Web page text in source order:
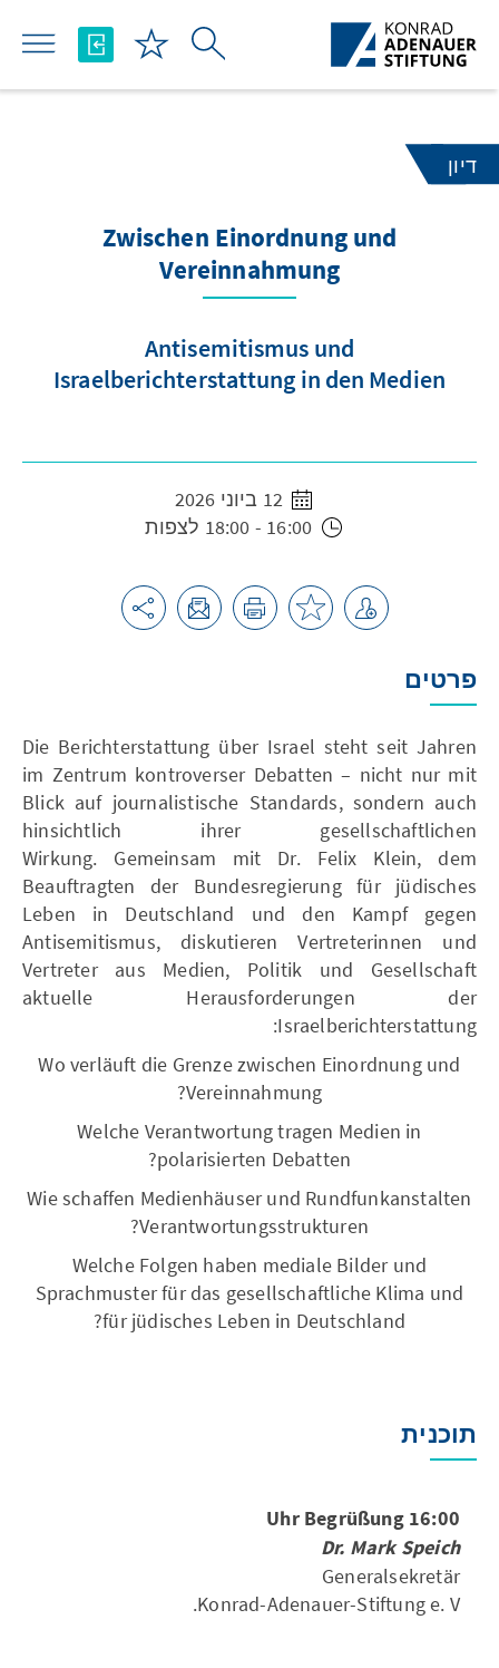
Skip to Main Content
דיון
Zwischen Einordnung und
Vereinnahmung
Antisemitismus und
Israelberichterstattung in den Medien
פרטים
Die Berichterstattung über Israel steht seit Jahren
im Zentrum kontroverser Debatten – nicht nur mit
Blick auf journalistische Standards, sondern auch
hinsichtlich ihrer gesellschaftlichen
Wirkung. Gemeinsam mit Dr. Felix Klein, dem
Beauftragten der Bundesregierung für jüdisches
Leben in Deutschland und den Kampf gegen
Antisemitismus, diskutieren Vertreterinnen und
Vertreter aus Medien, Politik und Gesellschaft
aktuelle Herausforderungen der
Israelberichterstattung:
Wo verläuft die Grenze zwischen Einordnung und
Vereinnahmung?
Welche Verantwortung tragen Medien in
polarisierten Debatten?
Wie schaffen Medienhäuser und Rundfunkanstalten
Verantwortungsstrukturen?
Welche Folgen haben mediale Bilder und
Sprachmuster für das gesellschaftliche Klima und
für jüdisches Leben in Deutschland?
תוכנית
16:00 Uhr Begrüßung
Dr. Mark Speich
Generalsekretär
Konrad-Adenauer-Stiftung e. V.